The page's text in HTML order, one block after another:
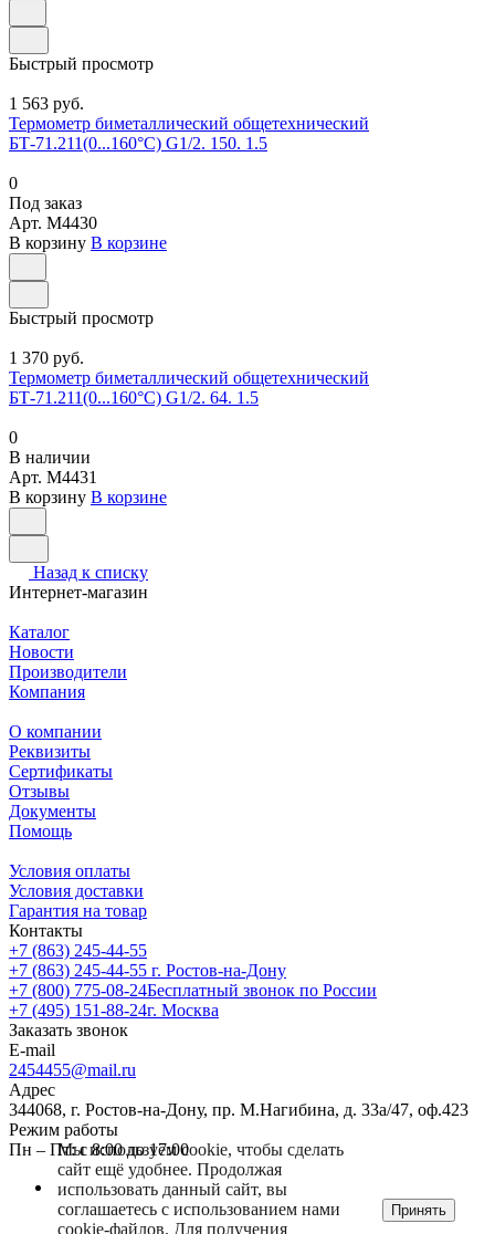
Быстрый просмотр
1 563 руб.
Термометр биметаллический общетехнический
БТ-71.211(0...160°С) G1/2. 150. 1.5
0
Под заказ
Арт. M4430
В корзину В корзине
Быстрый просмотр
1 370 руб.
Термометр биметаллический общетехнический
БТ-71.211(0...160°С) G1/2. 64. 1.5
0
В наличии
Арт. M4431
В корзину В корзине
Назад к списку
Интернет-магазин
Каталог
Новости
Производители
Компания
О компании
Реквизиты
Сертификаты
Отзывы
Документы
Помощь
Условия оплаты
Условия доставки
Гарантия на товар
Контакты
+7 (863) 245-44-55
+7 (863) 245-44-55 г. Ростов-на-Дону
+7 (800) 775-08-24Бесплатный звонок по России
+7 (495) 151-88-24г. Москва
Заказать звонок
E-mail
2454455@mail.ru
Адрес
344068, г. Ростов-на-Дону, пр. М.Нагибина, д. 33а/47, оф.423
Режим работы
Пн – Пт: с 8:00 до 17:00
Мы используем cookie, чтобы сделать
сайт ещё удобнее. Продолжая
использовать данный сайт, вы
соглашаетесь с использованием нами
cookie-файлов. Для получения
Принять